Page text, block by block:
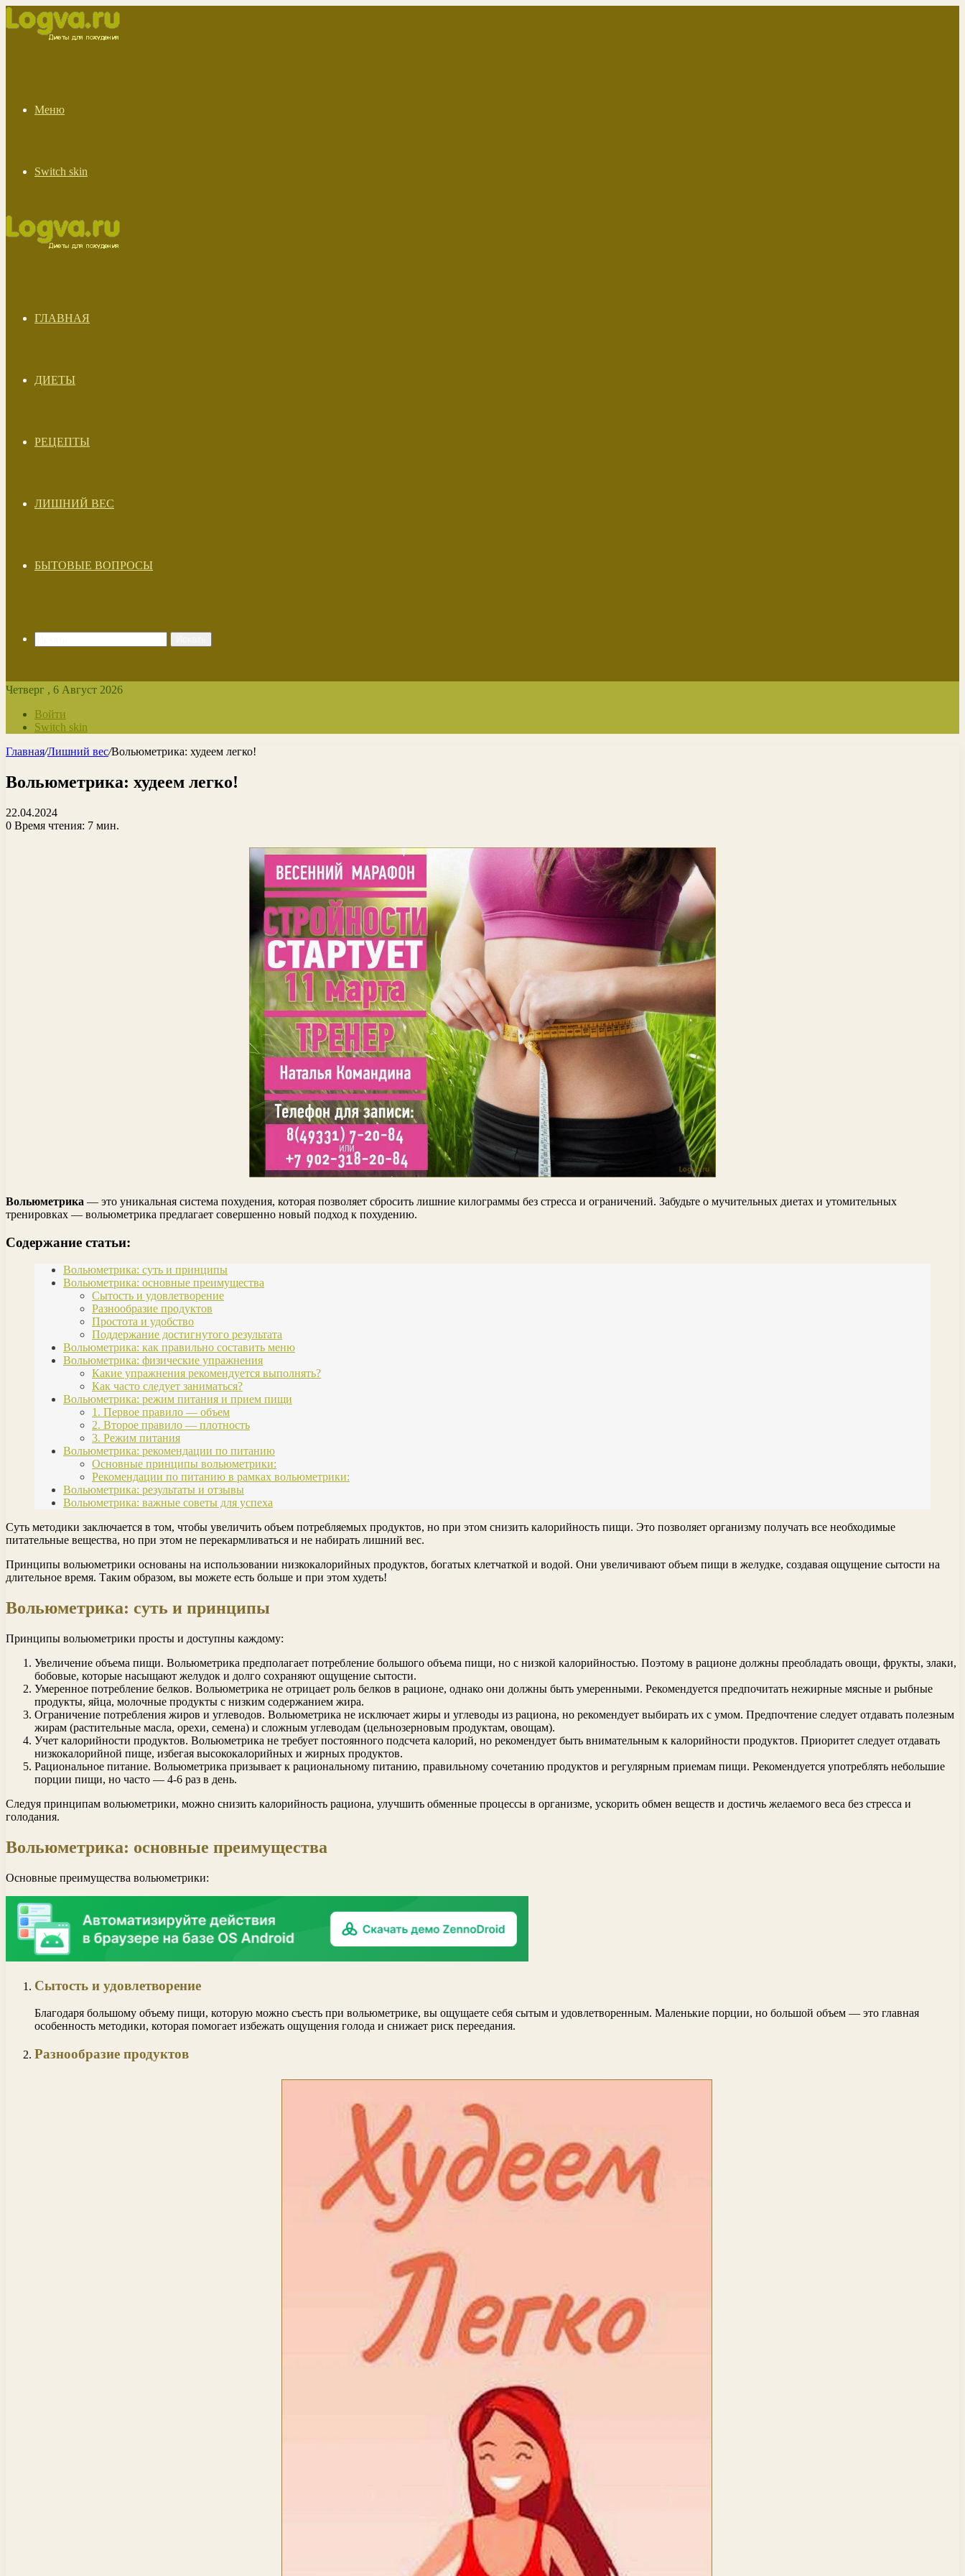
Меню
Switch skin
ГЛАВНАЯ
ДИЕТЫ
РЕЦЕПТЫ
ЛИШНИЙ ВЕС
БЫТОВЫЕ ВОПРОСЫ
Четверг , 6 Август 2026
Войти
Switch skin
Главная/Лишний вес/Вольюметрика: худеем легко!
Вольюметрика: худеем легко!
22.04.2024
0 Время чтения: 7 мин.
Вольюметрика — это уникальная система похудения, которая позволяет сбросить лишние килограммы без стресса и ограничений. Забудьте о мучительных диетах и утомительных
тренировках — вольюметрика предлагает совершенно новый подход к похудению.
Содержание статьи:
Вольюметрика: суть и принципы
Вольюметрика: основные преимущества
Сытость и удовлетворение
Разнообразие продуктов
Простота и удобство
Поддержание достигнутого результата
Вольюметрика: как правильно составить меню
Вольюметрика: физические упражнения
Какие упражнения рекомендуется выполнять?
Как часто следует заниматься?
Вольюметрика: режим питания и прием пищи
1. Первое правило — объем
2. Второе правило — плотность
3. Режим питания
Вольюметрика: рекомендации по питанию
Основные принципы вольюметрики:
Рекомендации по питанию в рамках вольюметрики:
Вольюметрика: результаты и отзывы
Вольюметрика: важные советы для успеха
Суть методики заключается в том, чтобы увеличить объем потребляемых продуктов, но при этом снизить калорийность пищи. Это позволяет организму получать все необходимые
питательные вещества, но при этом не перекармливаться и не набирать лишний вес.
Принципы вольюметрики основаны на использовании низкокалорийных продуктов, богатых клетчаткой и водой. Они увеличивают объем пищи в желудке, создавая ощущение сытости на
длительное время. Таким образом, вы можете есть больше и при этом худеть!
Вольюметрика: суть и принципы
Принципы вольюметрики просты и доступны каждому:
Увеличение объема пищи. Вольюметрика предполагает потребление большого объема пищи, но с низкой калорийностью. Поэтому в рационе должны преобладать овощи, фрукты, злаки,
бобовые, которые насыщают желудок и долго сохраняют ощущение сытости.
Умеренное потребление белков. Вольюметрика не отрицает роль белков в рационе, однако они должны быть умеренными. Рекомендуется предпочитать нежирные мясные и рыбные
продукты, яйца, молочные продукты с низким содержанием жира.
Ограничение потребления жиров и углеводов. Вольюметрика не исключает жиры и углеводы из рациона, но рекомендует выбирать их с умом. Предпочтение следует отдавать полезным
жирам (растительные масла, орехи, семена) и сложным углеводам (цельнозерновым продуктам, овощам).
Учет калорийности продуктов. Вольюметрика не требует постоянного подсчета калорий, но рекомендует быть внимательным к калорийности продуктов. Приоритет следует отдавать
низкокалорийной пище, избегая высококалорийных и жирных продуктов.
Рациональное питание. Вольюметрика призывает к рациональному питанию, правильному сочетанию продуктов и регулярным приемам пищи. Рекомендуется употреблять небольшие
порции пищи, но часто — 4-6 раз в день.
Следуя принципам вольюметрики, можно снизить калорийность рациона, улучшить обменные процессы в организме, ускорить обмен веществ и достичь желаемого веса без стресса и
голодания.
Вольюметрика: основные преимущества
Основные преимущества вольюметрики:
Сытость и удовлетворение
Благодаря большому объему пищи, которую можно съесть при вольюметрике, вы ощущаете себя сытым и удовлетворенным. Маленькие порции, но большой объем — это главная
особенность методики, которая помогает избежать ощущения голода и снижает риск переедания.
Разнообразие продуктов